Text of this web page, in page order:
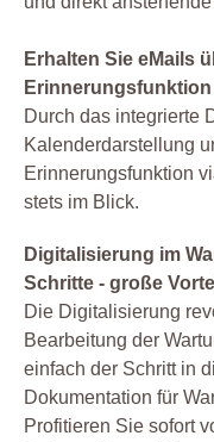
Erhalten Sie eMails
Durch das integrierte
Kalenderdarstellung
Erinnerungsfunktion
stets im Blick.
Digitalisierung im
Schritte - große
Die Digitalisierung
Bearbeitung der
einfach der Schritt in
Dokumentation für
Profitieren Sie sofort